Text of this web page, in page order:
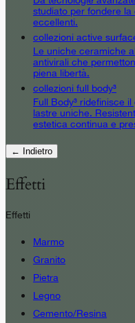
studiato per fondere
eccellenti.
collezioni active
Le uniche ceramiche
antivirali che
piena libertà.
collezioni full body³
Full Body³ ridefinisce
lastre uniche.
estetica continua e
← Indietro
Effetti
Effetti
Marmo
Granito
Pietra
Legno
Cemento/Resina